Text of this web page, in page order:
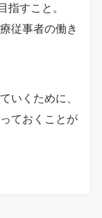
指すこと。
従事者の働き
いくために、
ておくことが